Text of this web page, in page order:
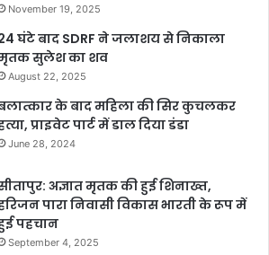
November 19, 2025
घंटे बाद SDRF ने जलाशय से निकाला
सुलेश का शव
August 22, 2025
के बाद महिला की सिर कुचलकर
प्राइवेट पार्ट में डाल दिया डंडा
June 28, 2024
अज्ञात मृतक की हुई शिनाख्त,
पारा निवासी विकास भारती के रूप में
पहचान
September 4, 2025